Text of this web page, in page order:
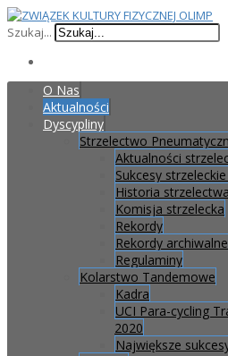
Szukaj...
O Nas
Aktualności
Dyscypliny
Strzelectwo
Aktualności
Sukcesy
Historia
Komisja strzelecka
Rekordy
Rekordy archiwalne
Regulaminy
Kolarstwo Tandemowe
Kadra
UCI Para-cycling
2020
Największe